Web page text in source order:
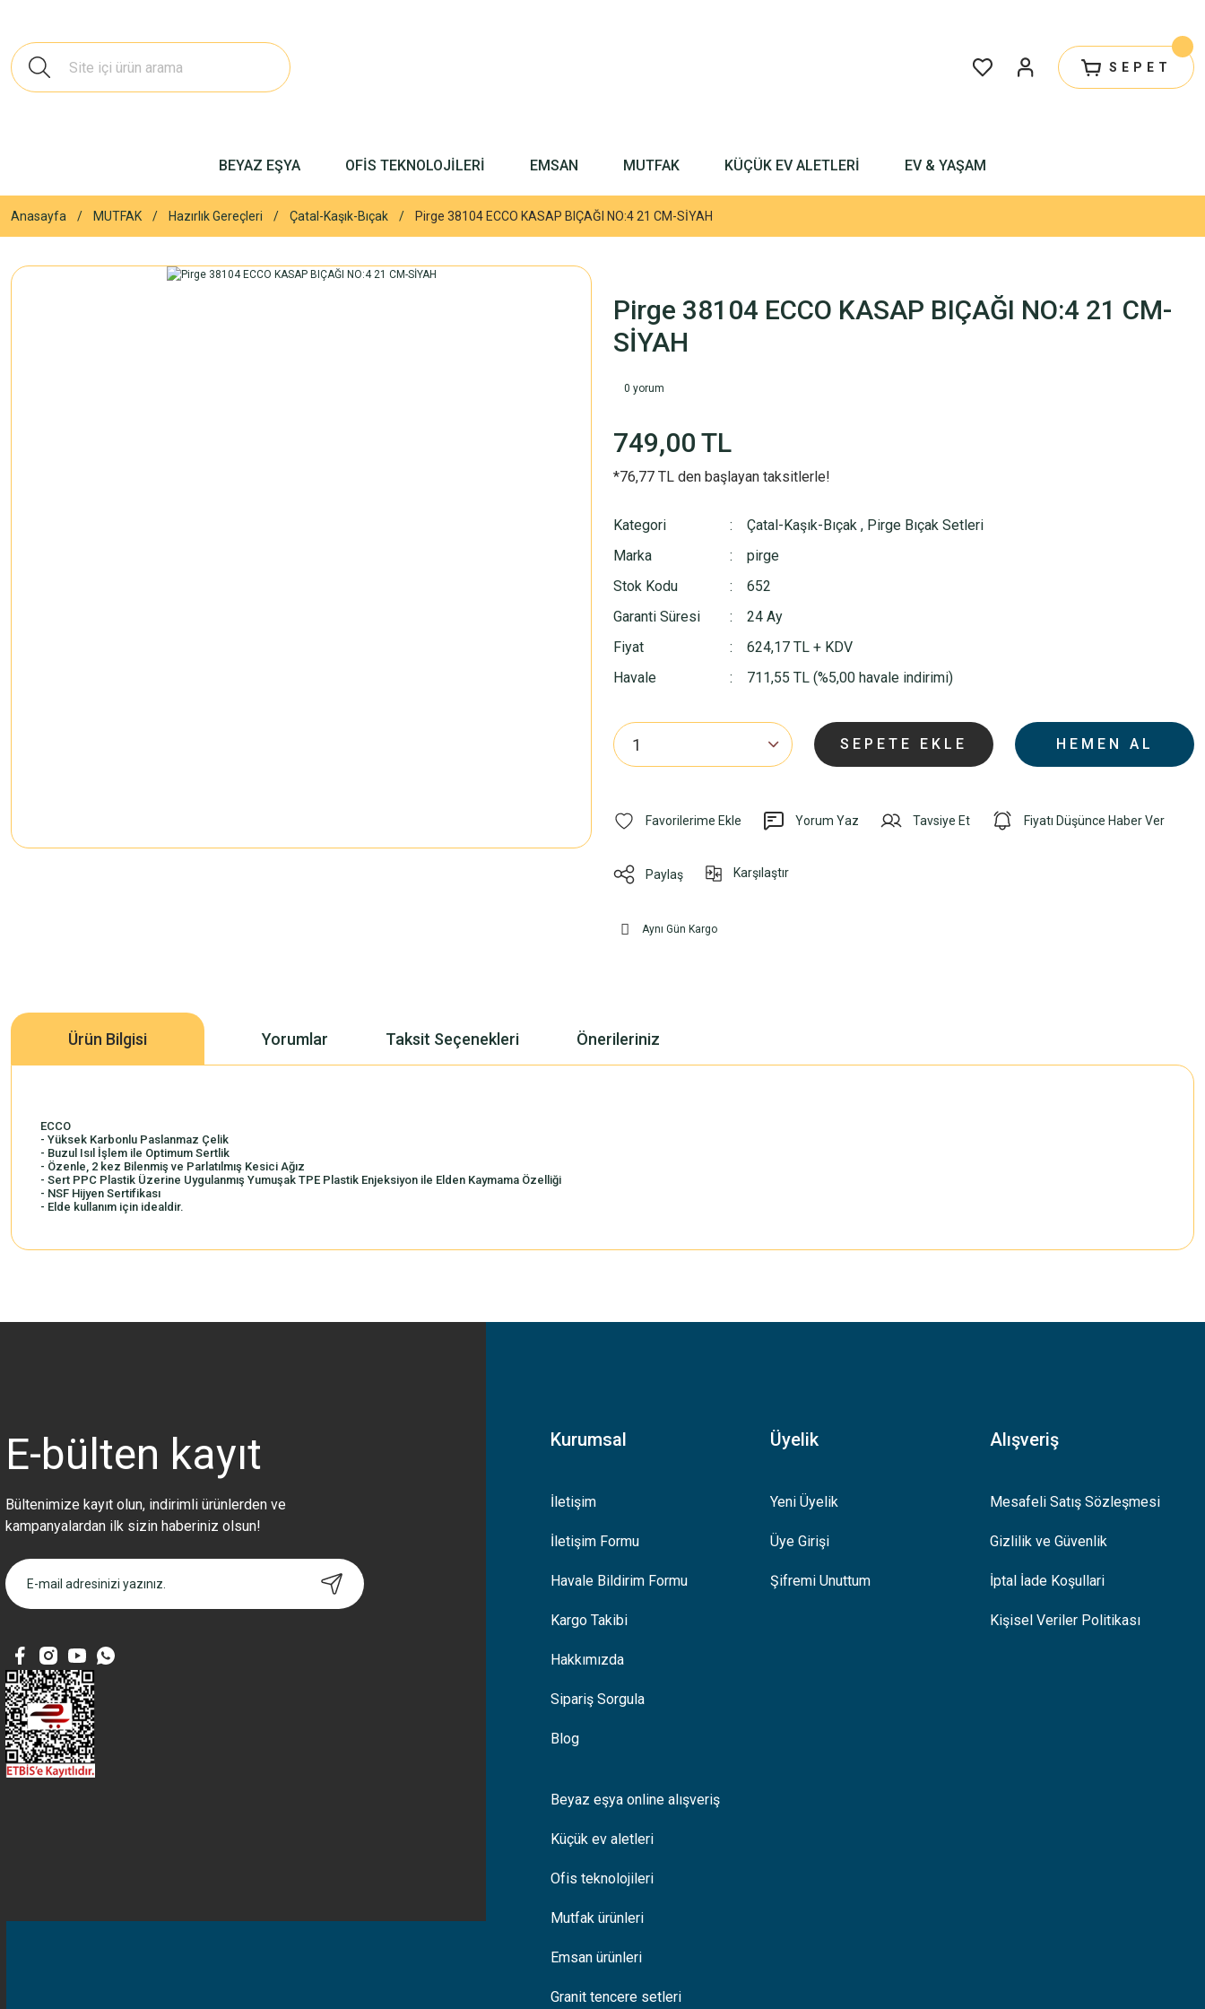
SEPET
BEYAZ EŞYA OFİS TEKNOLOJİLERİ EMSAN MUTFAK KÜÇÜK EV ALETLERİ EV & YAŞAM
Anasayfa MUTFAK Hazırlık Gereçleri Çatal-Kaşık-Bıçak Pirge 38104 ECCO KASAP BIÇAĞI NO:4 21 CM-SİYAH
Pirge 38104 ECCO KASAP BIÇAĞI NO:4 21 CM-
SİYAH
0 yorum
749,00 TL
*76,77 TL den başlayan taksitlerle!
Kategori Çatal-Kaşık-Bıçak , Pirge Bıçak Setleri
Marka
pirge
Stok Kodu
652
Garanti Süresi
24 Ay
Fiyat
624,17 TL + KDV
Havale
711,55 TL (%5,00 havale indirimi)
SEPETE EKLE HEMEN AL
Yorum Yaz Tavsiye Et Fiyatı Düşünce Haber Ver
Paylaş Karşılaştır
Aynı Gün Kargo
Ürün Bilgisi Yorumlar Taksit Seçenekleri Önerileriniz
ECCO
- Yüksek Karbonlu Paslanmaz Çelik
- Buzul Isıl İşlem ile Optimum Sertlik
- Özenle, 2 kez Bilenmiş ve Parlatılmış Kesici Ağız
- Sert PPC Plastik Üzerine Uygulanmış Yumuşak TPE Plastik Enjeksiyon ile Elden Kaymama Özelliği
- NSF Hijyen Sertifikası
- Elde kullanım için idealdir.
Bu ürüne ilk yorumu siz yapın!
Bu ürüne benzer farklı alternatifler olmalı.
Gönder
E-bülten kayıt
Bültenimize kayıt olun, indirimli ürünlerden ve
kampanyalardan ilk sizin haberiniz olsun!
Kurumsal
İletişim
İletişim Formu
Havale Bildirim Formu
Kargo Takibi
Hakkımızda
Sipariş Sorgula
Blog
Üyelik
Yeni Üyelik
Üye Girişi
Şifremi Unuttum
Alışveriş
Mesafeli Satış Sözleşmesi
Gizlilik ve Güvenlik
İptal İade Koşullari
Kişisel Veriler Politikası
Beyaz eşya online alışveriş
Küçük ev aletleri
Ofis teknolojileri
Mutfak ürünleri
Emsan ürünleri
Granit tencere setleri